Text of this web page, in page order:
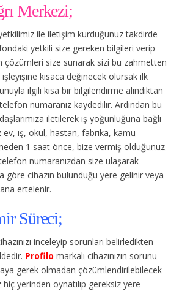
Merkezi;
ile iletişim kurduğunuz takdirde
yetkili size gereken bilgileri verip
çözümleri size sunarak sizi bu zahmetten
kısaca değinecek olursak ilk
ilgili kısa bir bilgilendirme alındıktan
numaranız kaydedilir. Ardından bu
iletilerek iş yoğunluğuna bağlı
ev, iş, okul, hastan, fabrika, kamu
1 saat önce, bize vermiş olduğunuz
numaranızdan size ulaşarak
göre cihazın bulunduğu yere gelinir veya
ertelenir.
Süreci;
inceleyip sorunları belirledikten
Profilo markalı cihazınızın sorunu
gerek olmadan çözümlendirilebilecek
hiç yerinden oynatılıp gereksiz yere